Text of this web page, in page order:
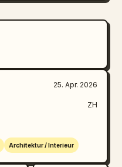
25. Apr. 2026
ZH
Architektur / Interieur